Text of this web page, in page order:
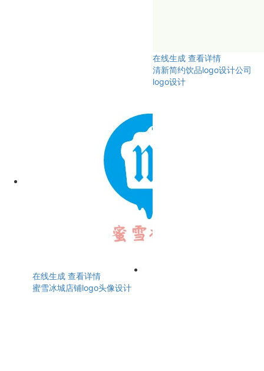
在线生成 查看详情
清新简约饮品logo设计公司
logo设计
在线生成 查看详情
蜜雪冰城店铺logo头像设计